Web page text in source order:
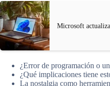
Microsoft
¿Error de programación o
¿Qué implicaciones tiene
La nostalgia como